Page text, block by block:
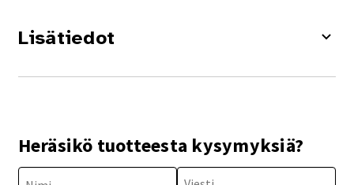
Lisätiedot
Heräsikö tuotteesta kysymyksiä?